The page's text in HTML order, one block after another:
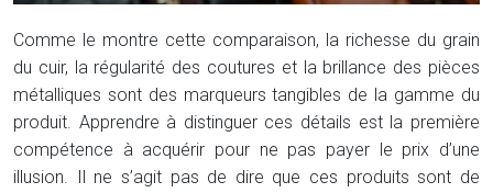
Comme le montre cette comparaison, la richesse du grain
du cuir, la régularité des coutures et la brillance des pièces
métalliques sont des marqueurs tangibles de la gamme du
produit. Apprendre à distinguer ces détails est la première
compétence à acquérir pour ne pas payer le prix d’une
illusion. Il ne s’agit pas de dire que ces produits sont de